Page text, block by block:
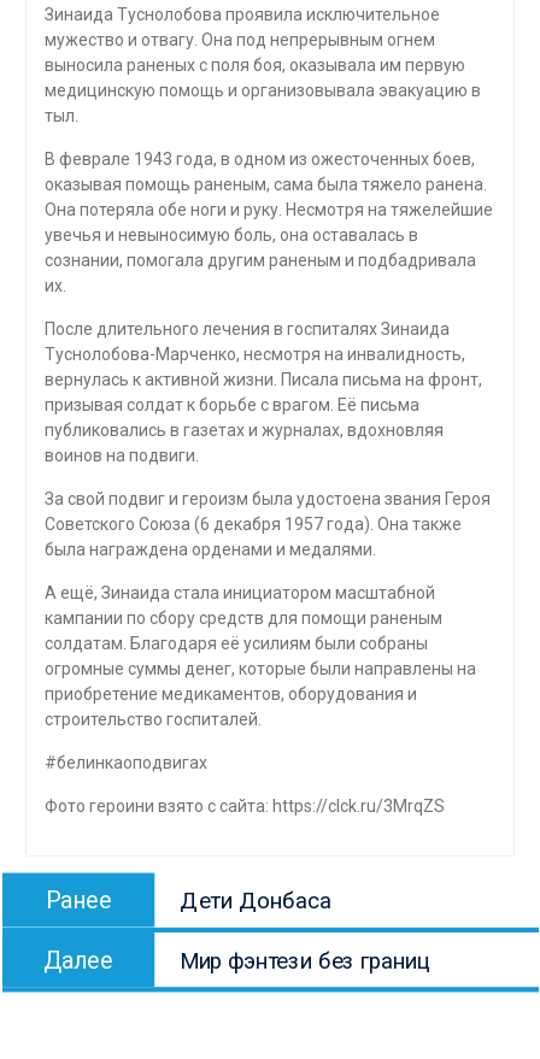
Зинаида Туснолобова проявила исключительное
мужество и отвагу. Она под непрерывным огнем
выносила раненых с поля боя, оказывала им первую
медицинскую помощь и организовывала эвакуацию в
тыл.
В феврале 1943 года, в одном из ожесточенных боев,
оказывая помощь раненым, сама была тяжело ранена.
Она потеряла обе ноги и руку. Несмотря на тяжелейшие
увечья и невыносимую боль, она оставалась в
сознании, помогала другим раненым и подбадривала
их.
После длительного лечения в госпиталях Зинаида
Туснолобова-Марченко, несмотря на инвалидность,
вернулась к активной жизни. Писала письма на фронт,
призывая солдат к борьбе с врагом. Её письма
публиковались в газетах и журналах, вдохновляя
воинов на подвиги.
За свой подвиг и героизм была удостоена звания Героя
Советского Союза (6 декабря 1957 года). Она также
была награждена орденами и медалями.
А ещё, Зинаида стала инициатором масштабной
кампании по сбору средств для помощи раненым
солдатам. Благодаря её усилиям были собраны
огромные суммы денег, которые были направлены на
приобретение медикаментов, оборудования и
строительство госпиталей.
#белинкаоподвигах
Фото героини взято с сайта: https://clck.ru/3MrqZS
Навигация
записям
Ранее Предыдущая
запись:
Дети Донбаса
Далее
запись:
Мир фэнтези без границ